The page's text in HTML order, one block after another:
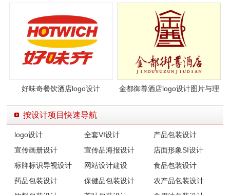
好味奇餐饮酒店logo设计
金都御尊酒店logo设计图片与理
按设计项目快速导航
logo设计 全套VI设计
产品包装设计
宣传画册设计
宣传品海报设计
店面形象SI设计
标牌标识导视设计
网站设计建设
食品包装设计
药品包装设计
保健品包装设计
农产品包装设计